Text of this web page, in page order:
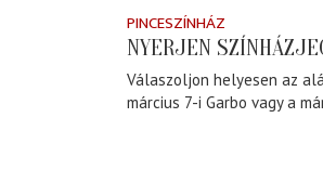
PINCESZÍNHÁZ
NYERJEN
Válaszoljon helyesen az
március 7-i Garbo vagy a